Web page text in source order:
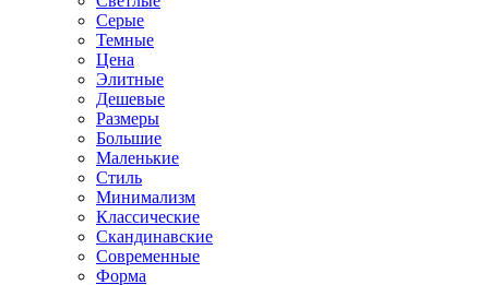
Серые
Темные
Цена
Элитные
Дешевые
Размеры
Большие
Маленькие
Стиль
Минимализм
Классические
Скандинавские
Современные
Форма